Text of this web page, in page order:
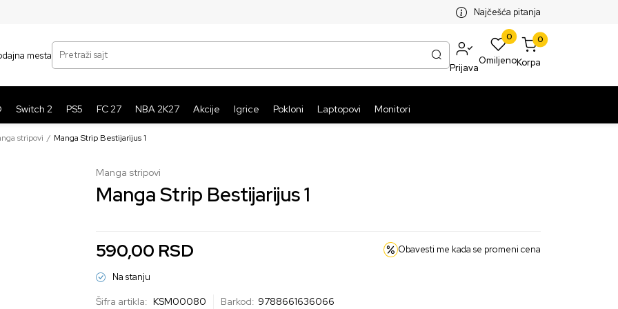
BESPLATNA ISPORUKA PAKETA PREKO 5999 RSDNajčešća pitanja
mesta
Pretraži sajt
Prijava
0
Omiljeno
0
Korpa
Switch 2 PS5 FC 27 NBA 2K27 Akcije Igrice Pokloni Laptopovi Monitori
stripovi Manga Strip Bestijarijus 1
Manga stripovi
Manga Strip Bestijarijus 1
590,00 RSD Obavesti me kada se promeni cena
Na stanju
Šifra artikla: KSM00080 Barkod: 9788661636066